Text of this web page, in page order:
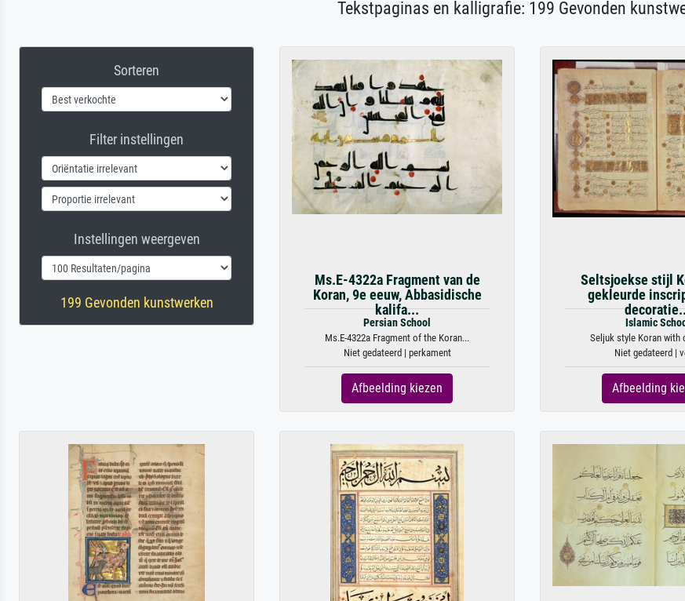
Tekstpaginas en kalligrafie: 199 Gevonden
Sorteren
Filter instellingen
Instellingen weergeven
199 Gevonden kunstwerken
Ms.E-4322a Fragment van de
Koran, 9e eeuw, Abbasidische
kalifa...
Persian School
Ms.E-4322a Fragment of the Koran...
Niet gedateerd | perkament
Afbeelding kiezen
Seltsjoekse stijl
gekleurde
Islamic
Seljuk style Koran with
Niet gedateerd |
Afbeelding